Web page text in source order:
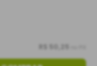
R$ 50,25